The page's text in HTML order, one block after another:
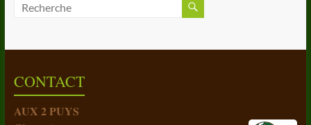
CONTACT
AUX 2 PUYS